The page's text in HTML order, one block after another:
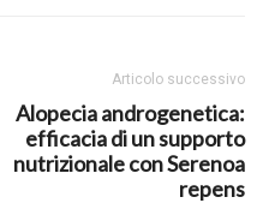
Articolo successivo
Alopecia androgenetica:
efficacia di un supporto
nutrizionale con Serenoa
repens